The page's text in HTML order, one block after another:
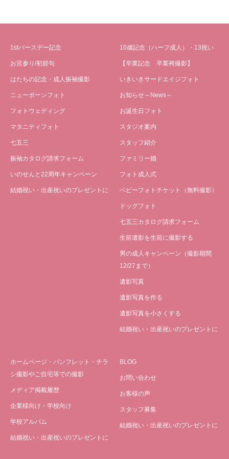
1stバースデー記念
お宮参り/初節句
はたちの記念・成人振袖撮影
ニューボーンフォト
フォトウェディング
マタニティフォト
七五三
振袖カタログ請求フォーム
いのせんと22周年キャンペーン
結婚祝い・出産祝いのプレゼントに
10歳記念（ハーフ成人）・13祝い
【卒業記念 卒業袴撮影】
いきいきサードエイジフォト
お知らせ～News～
お誕生日フォト
スタジオ案内
スタッフ紹介
ファミリー婚
フォト成人式
ベビーフォトチケット（無料撮影）
ドッグフォト
七五三カタログ請求フォーム
生前遺影を生前に撮影する
男の成人キャンペーン（撮影期間
12/27まで）
遺影写真
遺影写真を作る
遺影写真を小さくする
結婚祝い・出産祝いのプレゼントに
ホームページ・パンフレット・チラ
シ撮影やご自宅等での撮影
メディア掲載履歴
企業様向け・学校向け
学校アルバム
結婚祝い・出産祝いのプレゼントに
BLOG
お問い合わせ
お客様の声
スタッフ募集
結婚祝い・出産祝いのプレゼントに